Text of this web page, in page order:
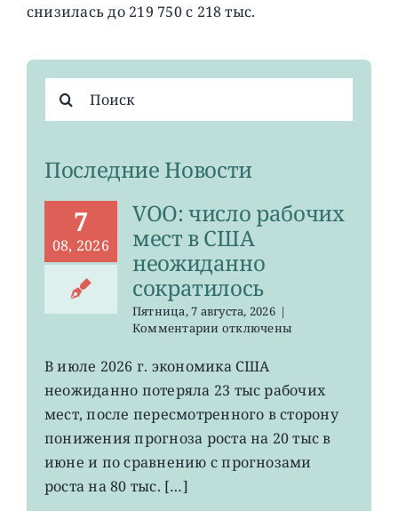
снизилась до 219 750 с 218 тыс.
поиска:
Последние Новости
7
08, 2026
VOO: число рабочих
мест в США
неожиданно
сократилось
Пятница, 7 августа, 2026 |
Комментариик
VOO:
рабочих
мест
США
неожиданно
отключены
В июле 2026 г. экономика США
неожиданно потеряла 23 тыс рабочих
мест, после пересмотренного в сторону
понижения прогноза роста на 20 тыс в
июне и по сравнению с прогнозами
роста на 80 тыс. […]